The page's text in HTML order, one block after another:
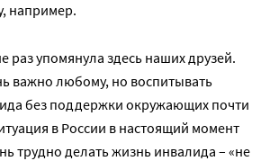
например.
раз упомянула здесь наших друзей.
важно любому, но воспитывать
без поддержки окружающих почти
в России в настоящий момент
трудно делать жизнь инвалида – «не